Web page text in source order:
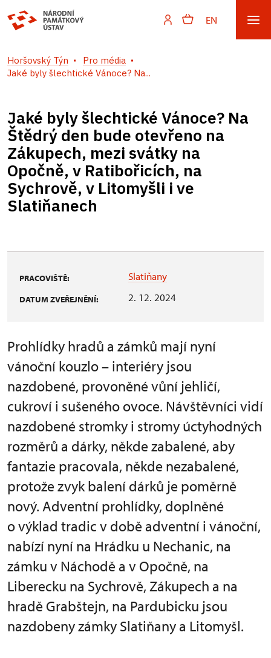
EN
Horšovský Týn
Pro média
Jaké byly šlechtické Vánoce? Na...
Jaké byly šlechtické Vánoce? Na
Štědrý den bude otevřeno na
Zákupech, mezi svátky na
Opočně, v Ratibořicích, na
Sychrově, v Litomyšli i ve
Slatiňanech
PRACOVIŠTĚ: Slatiňany
DATUM ZVEŘEJNĚNÍ: 2. 12. 2024
Prohlídky hradů a zámků mají nyní
vánoční kouzlo – interiéry jsou
nazdobené, provoněné vůní jehličí,
cukroví i sušeného ovoce. Návštěvníci vidí
nazdobené stromky i stromy úctyhodných
rozměrů a dárky, někde zabalené, aby
fantazie pracovala, někde nezabalené,
protože zvyk balení dárků je poměrně
nový. Adventní prohlídky, doplněné
o výklad tradic v době adventní i vánoční,
nabízí nyní na Hrádku u Nechanic, na
zámku v Náchodě a v Opočně, na
Liberecku na Sychrově, Zákupech a na
hradě Grabštejn, na Pardubicku jsou
nazdobeny zámky Slatiňany a Litomyšl.